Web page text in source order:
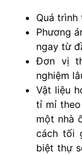
Quá
Phương
ngay từ
Đơn vị
nghiệm
Vật liệu
tỉ mỉ
một nhà
cách tối
biệt thự